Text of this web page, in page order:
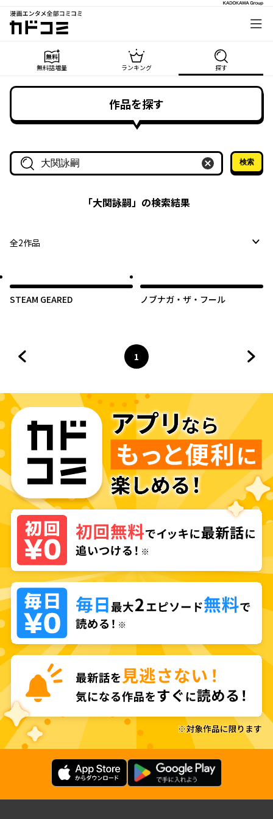
漫画エンタメ全部コミコミ
カドコミ
無料話増量 ランキング 探す
作品を探す
作品名・作家名で探す
検索
「大関詠嗣」の検索結果
全2作品
STEAM GEARED ノブナガ・ザ・フール
ページ
1
へ